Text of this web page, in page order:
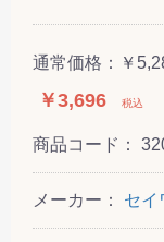
通常価格： ￥
￥3,696 税込
商品コード：
メーカー： セイ